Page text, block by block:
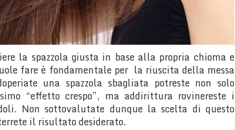
la spazzola giusta in base alla propria chioma e
fare è fondamentale per la riuscita della messa
una spazzola sbagliata potreste non solo
“effetto crespo”, ma addirittura rovinereste i
Non sottovalutate dunque la scelta di questo
il risultato desiderato.